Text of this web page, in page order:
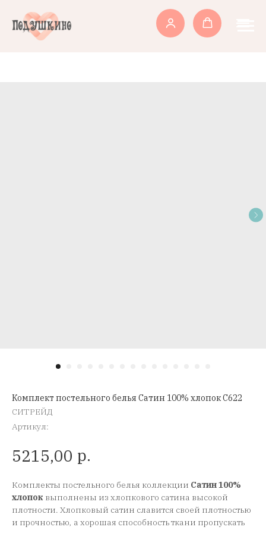
Комплект постельного белья Сатин 100% хлопок C622
СИТРЕЙД
Артикул:
5215,00 р.
Комплекты постельного белья коллекции Сатин 100%
хлопок выполнены из хлопкового сатина высокой
плотности. Хлопковый сатин славится своей плотностью
и прочностью, а хорошая способность ткани пропускать